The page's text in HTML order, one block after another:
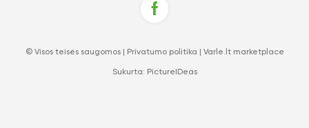
© Visos teisės saugomos | Privatumo politika Varle.lt marketplace
Sukurta: PictureIDeas